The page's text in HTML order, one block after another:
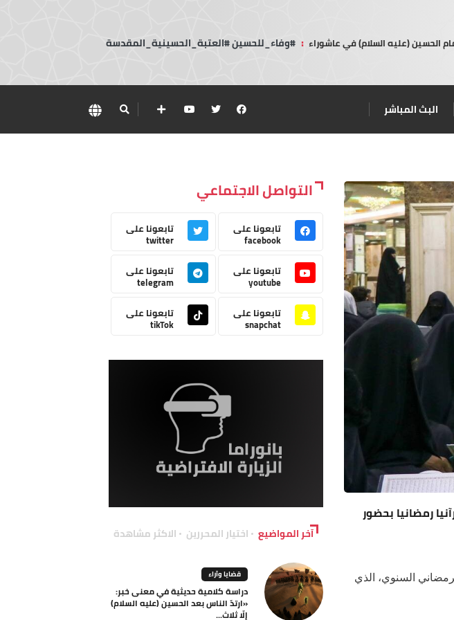
الحسين (عليه السلام) في عاشوراء : #وفاء_للحسين #العتبة_الحسينية_المقدسة
البث المباشر
رمضانيا بحضور
السنوي، الذي
التواصل الاجتماعي
تابعونا على
facebook
تابعونا على
twitter
تابعونا على
youtube
تابعونا على
telegram
تابعونا على
snapchat
تابعونا على
tikTok
آخر المواضيع اختيار المحررين الاكثر مشاهدة
قضايا وآراء
دراسة كلامية حديثية في معنى خبر:
«ارتدّ الناس بعد الحسين (عليه السلام)
إلّا ثلاث...